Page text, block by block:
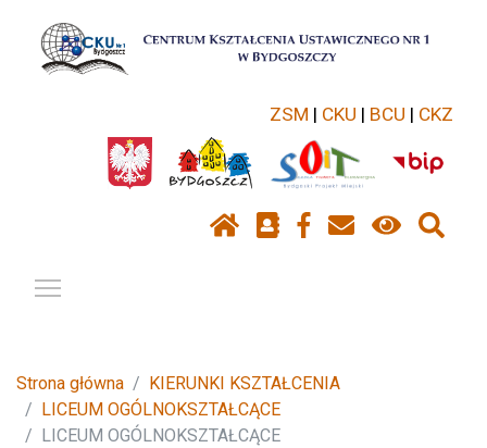
ZSM | CKU | BCU | CKZ
Strona główna
KIERUNKI KSZTAŁCENIA
LICEUM OGÓLNOKSZTAŁCĄCE
LICEUM OGÓLNOKSZTAŁCĄCE